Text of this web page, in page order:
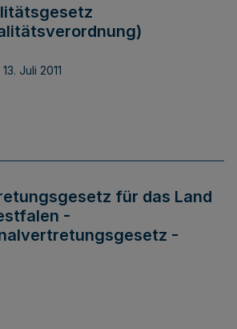
Juli 2011
für das Land
-
-